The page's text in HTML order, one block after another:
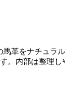
革をナチュラ
。内部は整理